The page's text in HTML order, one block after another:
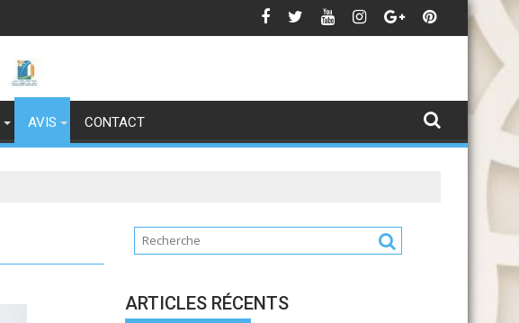
Appel à la pré-candidature pour l’accès au Cycle d’excellence
AVIS CONTACT
ARTICLES RÉCENTS